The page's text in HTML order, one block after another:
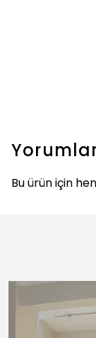
Bu ürün için